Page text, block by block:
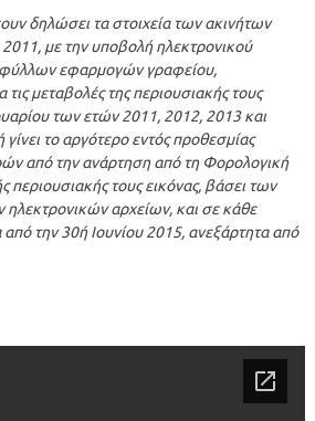
δηλώσει τα στοιχεία των ακινήτων
2011, με την υποβολή ηλεκτρονικού
φύλλων εφαρμογών γραφείου,
μεταβολές της περιουσιακής τους
των ετών 2011, 2012, 2013 και
το αργότερο εντός προθεσμίας
από την ανάρτηση από τη Φορολογική
περιουσιακής τους εικόνας, βάσει των
αρχείων, και σε κάθε
την 30ή Ιουνίου 2015, ανεξάρτητα από